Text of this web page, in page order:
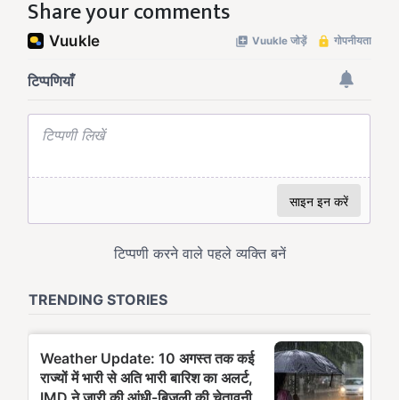
Share your comments